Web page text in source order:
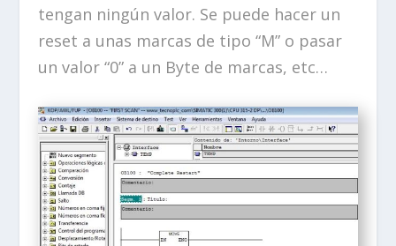
tengan ningún valor. Se puede hacer un
reset a unas marcas de tipo “M” o pasar
un valor “0” a un Byte de marcas, etc…